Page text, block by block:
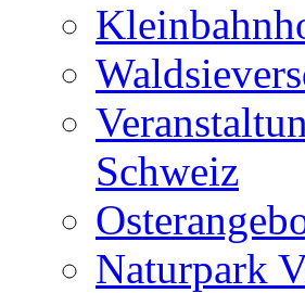
Schweiz
Naturpark